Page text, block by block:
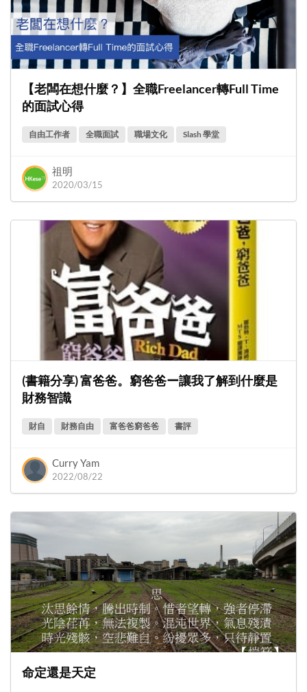
【老闆在想什麼？】全職Freelancer轉Full Time
的面試心得
自由工作者 全職面試 職場文化 Slash 學堂
祖明
2020/03/15
(書籍分享) 富爸爸。窮爸爸ー讓我了解到什麼是
財務智識
財自 財務自由 富爸爸窮爸爸 書評
Curry Yam
2022/08/22
命定還是天定